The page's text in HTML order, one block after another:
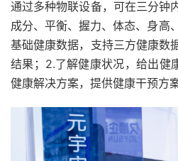
通过多种物联设备，可在三分钟
成分、平衡、握力、体态、身高
基础健康数据，支持三方健康数
结果；2.了解健康状况，给出健
健康解决方案，提供健康干预方案